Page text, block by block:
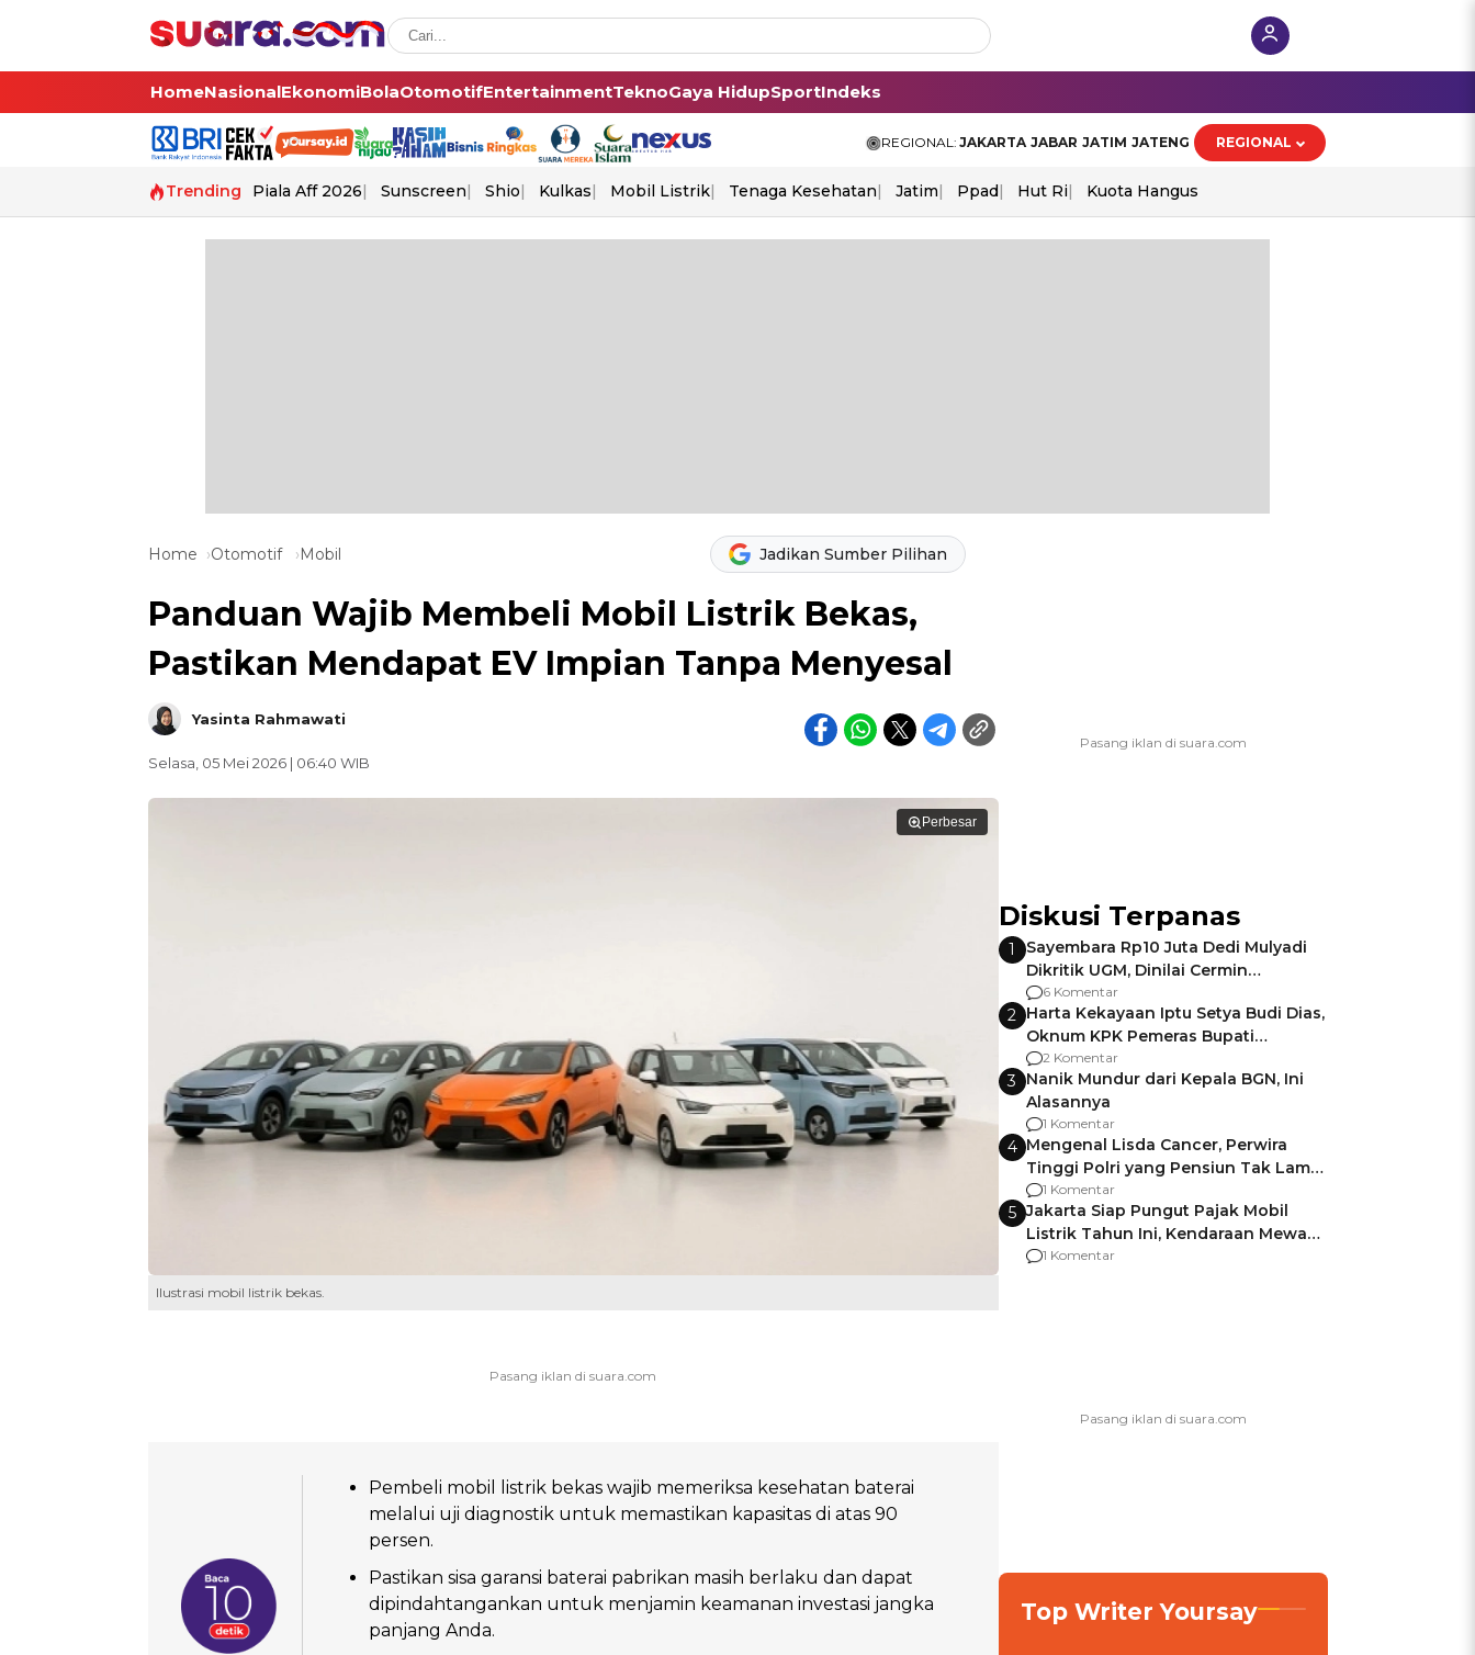
HomeNasionalEkonomiBolaOtomotifEntertainmentTeknoGaya HidupSportIndeks
REGIONAL: JAKARTA JABAR JATIM JATENG REGIONAL
Trending Piala Aff 2026 Sunscreen Shio Kulkas Mobil Listrik Tenaga Kesehatan Jatim Ppad Hut Ri Kuota Hangus
Home Otomotif Mobil Jadikan Sumber Pilihan
Panduan Wajib Membeli Mobil Listrik Bekas,
Pastikan Mendapat EV Impian Tanpa Menyesal
Yasinta Rahmawati
Selasa, 05 Mei 2026 | 06:40 WIB
Perbesar
Ilustrasi mobil listrik bekas.
Pembeli mobil listrik bekas wajib memeriksa kesehatan baterai
melalui uji diagnostik untuk memastikan kapasitas di atas 90
persen.
Pastikan sisa garansi baterai pabrikan masih berlaku dan dapat
dipindahtangankan untuk menjamin keamanan investasi jangka
panjang Anda.
Diskusi Terpanas
1
Sayembara Rp10 Juta Dedi Mulyadi
Dikritik UGM, Dinilai Cermin
Gagalnya Negara Jamin Keamanan
6 Komentar
2 Harta Kekayaan Iptu Setya Budi Dias,
Oknum KPK Pemeras Bupati
Pemalang
2 Komentar
3 Nanik Mundur dari Kepala BGN, Ini
Alasannya
1 Komentar
4 Mengenal Lisda Cancer, Perwira
Tinggi Polri yang Pensiun Tak Lama
Usai Jadi Brigjen
1 Komentar
5 Jakarta Siap Pungut Pajak Mobil
Listrik Tahun Ini, Kendaraan Mewah
Kena hingga 75% PKB
1 Komentar
Top Writer Yoursay